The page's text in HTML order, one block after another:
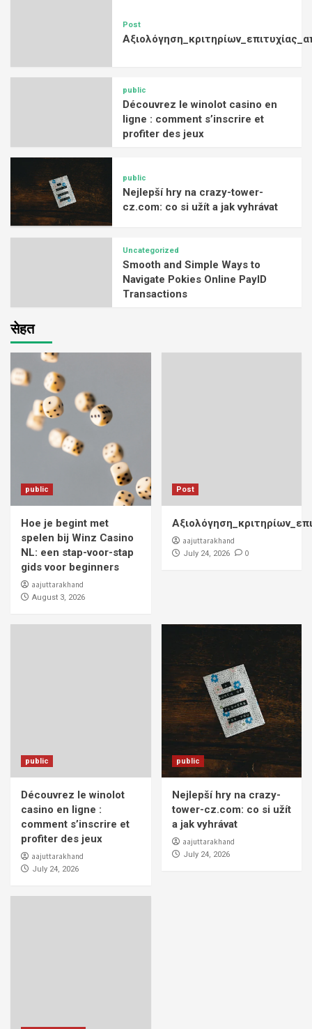
Post
public
Découvrez le winolot casino en
ligne : comment s’inscrire et
profiter des jeux
public
Nejlepší hry na crazy-tower-
cz.com: co si užít a jak vyhrávat
Uncategorized
Smooth and Simple Ways to
Navigate Pokies Online PayID
Transactions
सेहत
public
Hoe je begint met
spelen bij Winz Casino
NL: een stap-voor-stap
gids voor beginners
aajuttarakhand
August 3, 2026
Post
aajuttarakhand
July 24, 2026 0
public
Découvrez le winolot
casino en ligne :
comment s’inscrire et
profiter des jeux
aajuttarakhand
July 24, 2026
public
Nejlepší hry na crazy-
tower-cz.com: co si užít
a jak vyhrávat
aajuttarakhand
July 24, 2026